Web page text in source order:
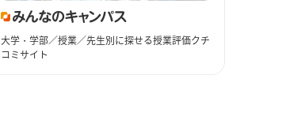
大学・学部／授業／先生別に探せる授業評価クチ
コミサイト